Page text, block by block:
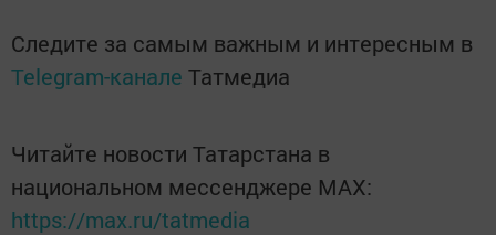
Следите за самым важным и интересным в
Telegram-канале Татмедиа
Читайте новости Татарстана в
национальном мессенджере MАХ:
https://max.ru/tatmedia